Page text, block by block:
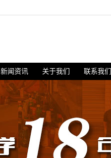
新闻资讯 关于我们 联系我们